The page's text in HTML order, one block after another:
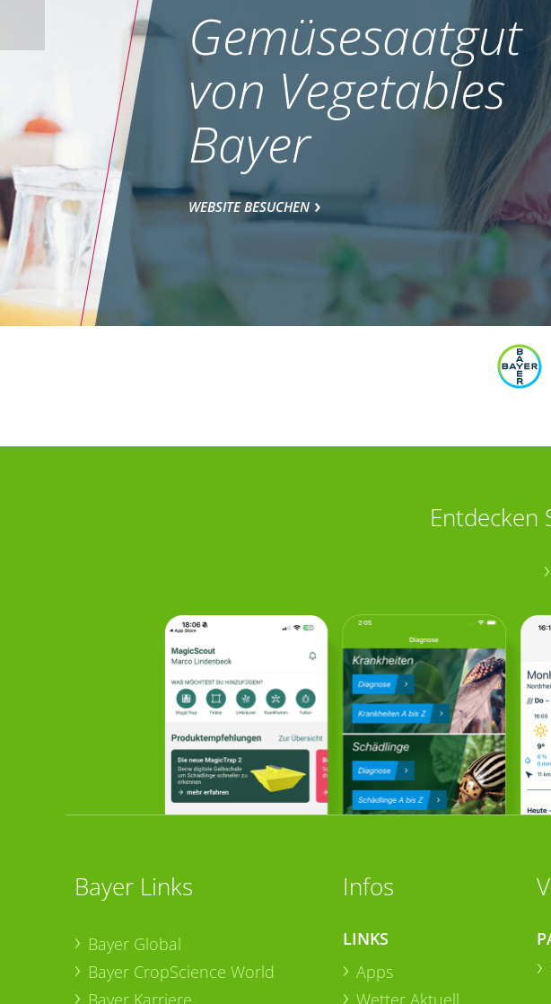
Gemüsesaatgut
von Vegetables
Bayer
WEBSITE BESUCHEN
Entdecken
Bayer Links
Bayer Global
Bayer CropScience World
Bayer Karriere
Infos
LINKS
Apps
Wetter Aktuell